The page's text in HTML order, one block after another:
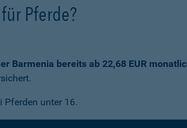
Pferde?
Barmenia bereits ab 22,68 EUR
Pferden unter 16.